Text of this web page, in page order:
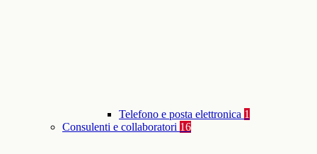
Telefono e posta elettronica 1
Consulenti e collaboratori 16